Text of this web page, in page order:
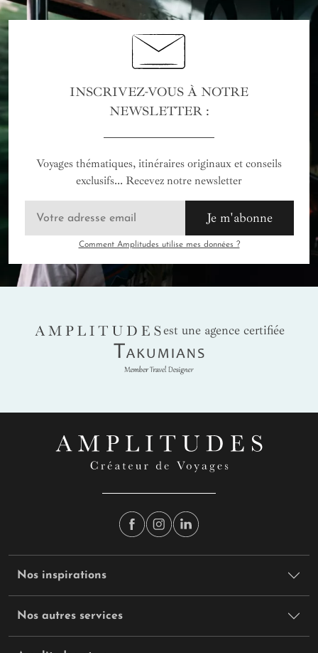
INSCRIVEZ-VOUS À NOTRE
NEWSLETTER :
Voyages thématiques, itinéraires originaux et conseils
exclusifs... Recevez notre newsletter
Je m'abonne
Comment Amplitudes utilise mes données ?
AMPLITUDES
est une agence certifiée
Takumians
Nos inspirations
Nos autres services